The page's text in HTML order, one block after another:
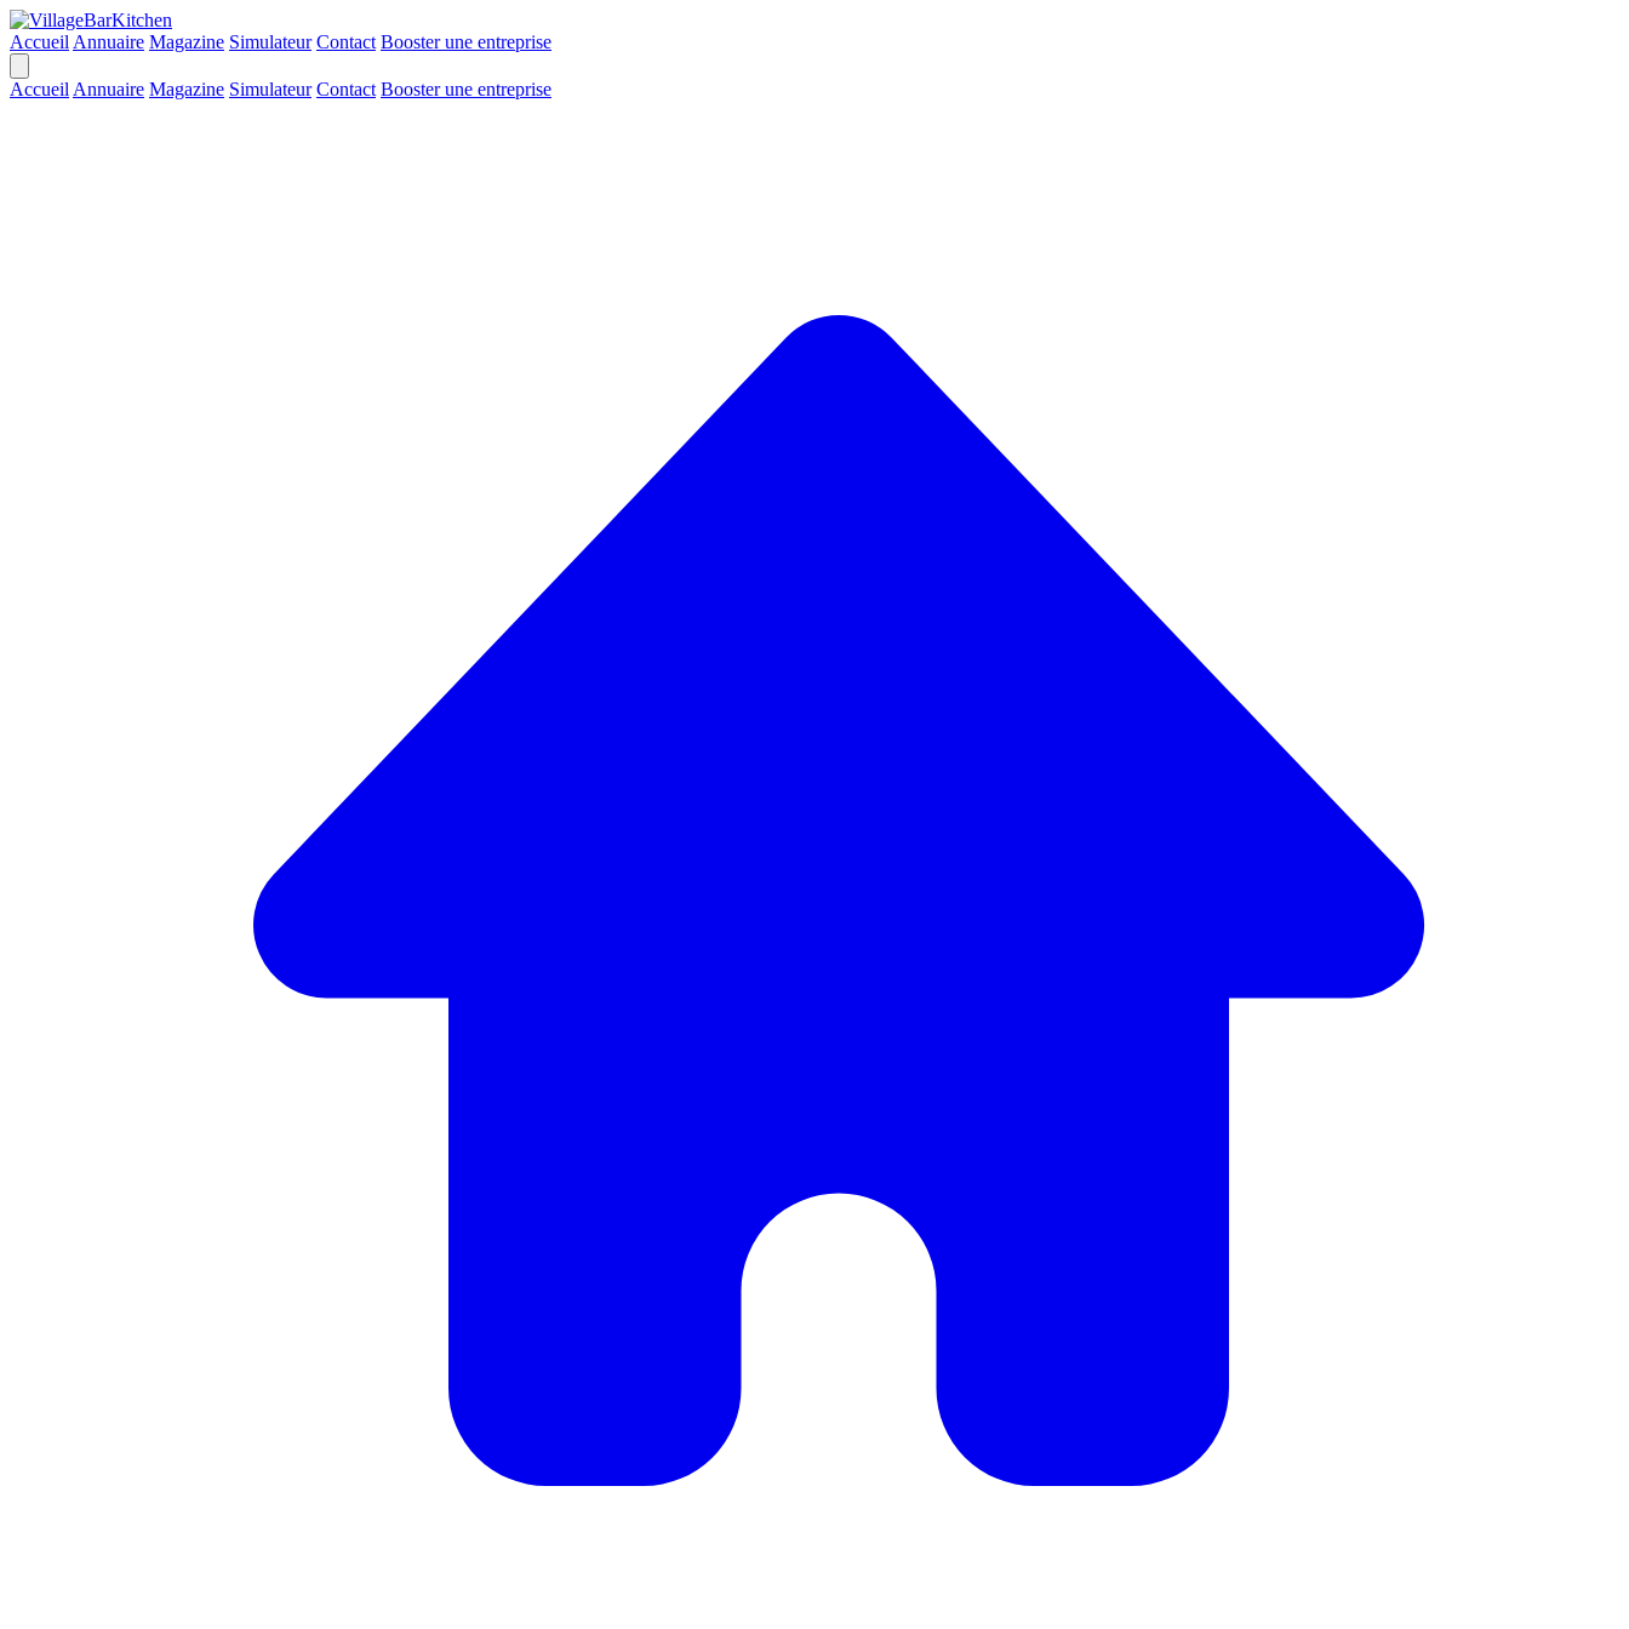
Accueil Annuaire Magazine Simulateur Contact Booster une entreprise
Accueil Annuaire Magazine Simulateur Contact Booster une entreprise